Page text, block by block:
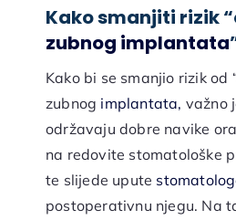
Kako smanjiti rizik
zubnog implantata
Kako bi se smanjio rizik od
zubnog implantata, važno
održavaju dobre navike
na redovite stomatološke
te slijede upute
postoperativnu njegu. Na